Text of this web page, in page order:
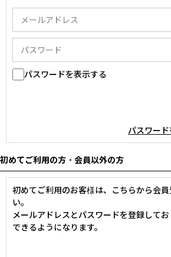
パスワードを表示する
パスワー
初めてご利用の方・会員以外の方
初めてご利用のお客様は、こちらから会
い。
メールアドレスとパスワードを登録して
できるようになります。